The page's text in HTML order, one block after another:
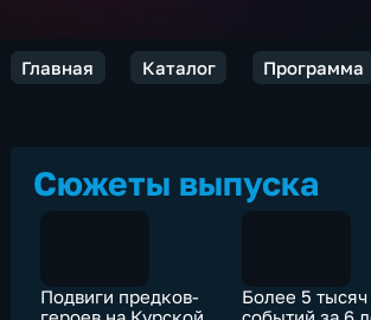
Главная Каталог Программа
Сюжеты выпуска
Подвиги предков-
Более 5 тысяч